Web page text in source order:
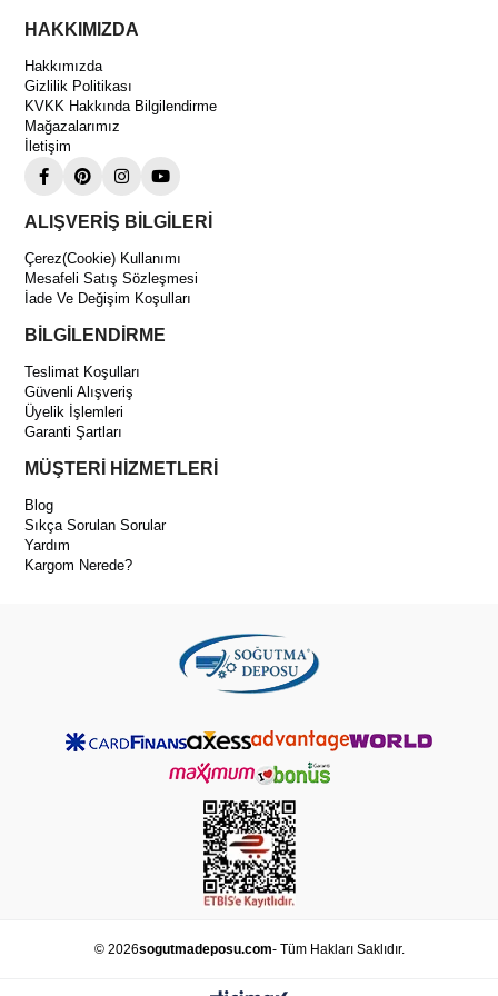
Chiller soğutma sistemleri
Soğuk hava depoları
Ticari HVAC sistemleri
Merkezi soğutma uygulamaları
Neden Xecom XA120B-A1-100 Scroll Kompresör Tercih
Edilmeli?
Scroll kompresör teknolojisi sayesinde yüksek verim
380V üç fazlı endüstriyel kullanım
Stabil ve uzun ömürlü çalışma
Avantajları
Yüksek enerji verimliliği
Düşük titreşim ve sessiz çalışma
Dayanıklı scroll mekanizması
Uzun ömürlü kullanım
HAKKIMIZDA
Hakkımızda
Gizlilik Politikası
KVKK Hakkında Bilgilendirme
Mağazalarımız
İletişim
ALIŞVERİŞ BİLGİLERİ
Çerez(Cookie) Kullanımı
Mesafeli Satış Sözleşmesi
İade Ve Değişim Koşulları
BİLGİLENDİRME
Teslimat Koşulları
Güvenli Alışveriş
Üyelik İşlemleri
Garanti Şartları
MÜŞTERİ HİZMETLERİ
Blog
Sıkça Sorulan Sorular
Yardım
Kargom Nerede?
© 2026sogutmadeposu.com- Tüm Hakları Saklıdır.